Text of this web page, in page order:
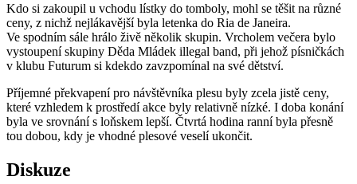
Kdo si zakoupil u vchodu lístky do tomboly, mohl se těšit na různé
ceny, z nichž nejlákavější byla letenka do Ria de Janeira.
Ve spodním sále hrálo živě několik skupin. Vrcholem večera bylo
vystoupení skupiny Děda Mládek illegal band, při jehož písničkách
v klubu Futurum si kdekdo zavzpomínal na své dětství.
Příjemné překvapení pro návštěvníka plesu byly zcela jistě ceny,
které vzhledem k prostředí akce byly relativně nízké. I doba konání
byla ve srovnání s loňskem lepší. Čtvrtá hodina ranní byla přesně
tou dobou, kdy je vhodné plesové veselí ukončit.
Diskuze